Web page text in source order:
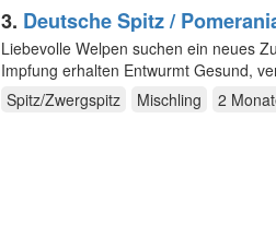
3. Deutsche Spitz /
Woche alt
Liebevolle Welpen suchen ein neues Zuhause. 10 Wochen alt 1 Rüde und 1 Hündin Gechippt Erste
Impfung erhalten Entwurmt Gesund,
Spitz/Zwergspitz
Mischling 2